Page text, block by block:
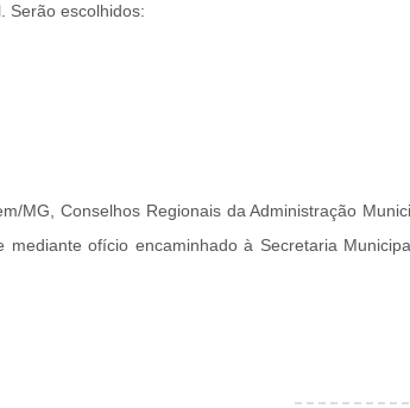
Serão escolhidos:
Conselhos Regionais da Administração
ofício encaminhado à Secretaria